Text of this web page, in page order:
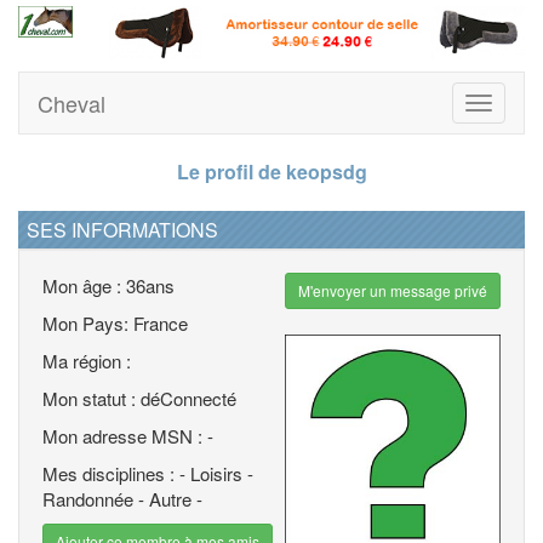
Toggle
Cheval
Le profil de keopsdg
SES INFORMATIONS
Mon âge : 36ans
Mon Pays: France
Ma région :
Mon statut : déConnecté
Mon adresse MSN : -
Mes disciplines : - Loisirs -
Randonnée - Autre -
M'envoyer un message privé